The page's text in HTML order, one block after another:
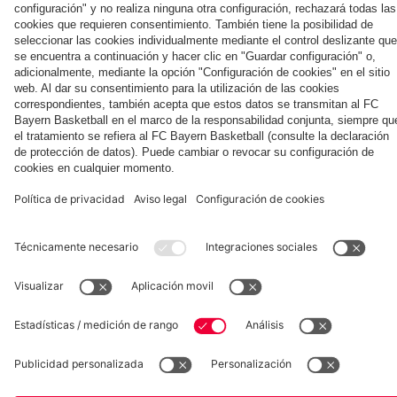
el Aston Villa
Football
Summit
ante el
Villa
días en Jeju
en
Hong
Kong
con
demencia
impartida
por el FC
Bayern y la
Asociación
de
Alzheimer
Straßeel inicio del
Audi
Summer
Tour
Colaborador
Museum Allianz Arena Prensa Baloncesto
Sistema de denuncia Contacto Ajustes de cookies